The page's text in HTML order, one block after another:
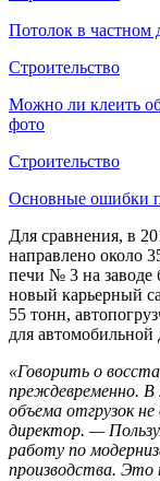
Потолок в частном
Строительство
Можно ли клеить
фото
Строительство
Основные ошибки
Для сравнения, в
направлено около
печи № 3 на заводе
новый карьерный
55 тонн,
для автомобильной
«Говорить о
преждевременно. В
объема отгрузок
директор. —
работу по
производства. Это